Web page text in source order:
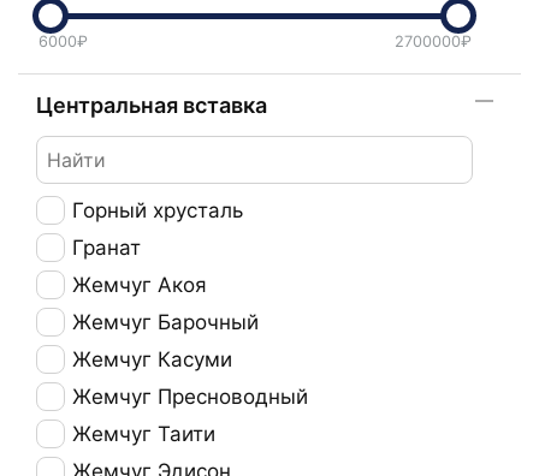
6000₽ 2700000₽
Центральная вставка
Горный хрусталь
Гранат
Жемчуг Акоя
Жемчуг Барочный
Жемчуг Касуми
Жемчуг Пресноводный
Жемчуг Таити
Жемчуг Эдисон